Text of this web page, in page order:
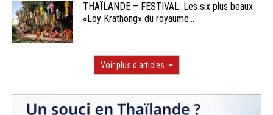
THAÏLANDE – FESTIVAL: Les six plus beaux
«Loy Krathong» du royaume...
Voir plus d'articles